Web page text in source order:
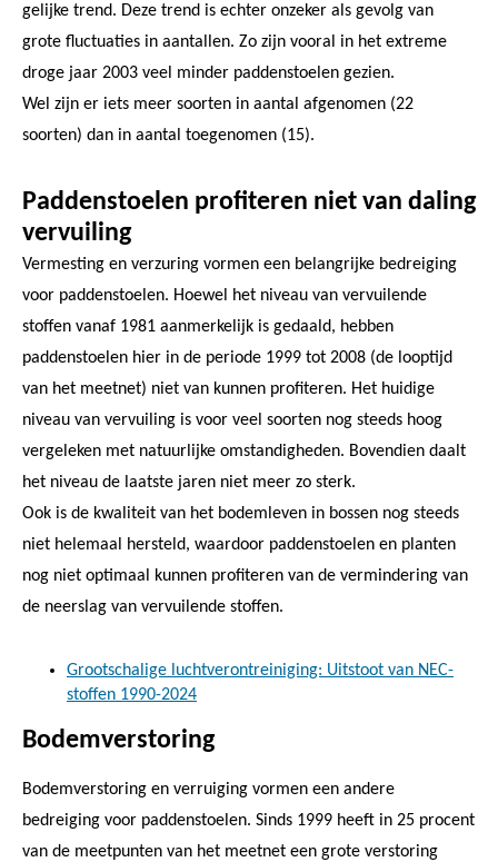
gelijke trend. Deze trend is echter onzeker als gevolg van
grote fluctuaties in aantallen. Zo zijn vooral in het extreme
droge jaar 2003 veel minder paddenstoelen gezien.
Wel zijn er iets meer soorten in aantal afgenomen (22
soorten) dan in aantal toegenomen (15).
Paddenstoelen profiteren niet van daling
vervuiling
Vermesting en verzuring vormen een belangrijke bedreiging
voor paddenstoelen. Hoewel het niveau van vervuilende
stoffen vanaf 1981 aanmerkelijk is gedaald, hebben
paddenstoelen hier in de periode 1999 tot 2008 (de looptijd
van het meetnet) niet van kunnen profiteren. Het huidige
niveau van vervuiling is voor veel soorten nog steeds hoog
vergeleken met natuurlijke omstandigheden. Bovendien daalt
het niveau de laatste jaren niet meer zo sterk.
Ook is de kwaliteit van het bodemleven in bossen nog steeds
niet helemaal hersteld, waardoor paddenstoelen en planten
nog niet optimaal kunnen profiteren van de vermindering van
de neerslag van vervuilende stoffen.
Grootschalige luchtverontreiniging: Uitstoot van NEC-
stoffen 1990-2024
Bodemverstoring
Bodemverstoring en verruiging vormen een andere
bedreiging voor paddenstoelen. Sinds 1999 heeft in 25 procent
van de meetpunten van het meetnet een grote verstoring